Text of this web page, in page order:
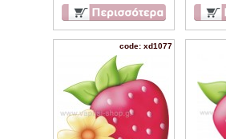
code: xd1077